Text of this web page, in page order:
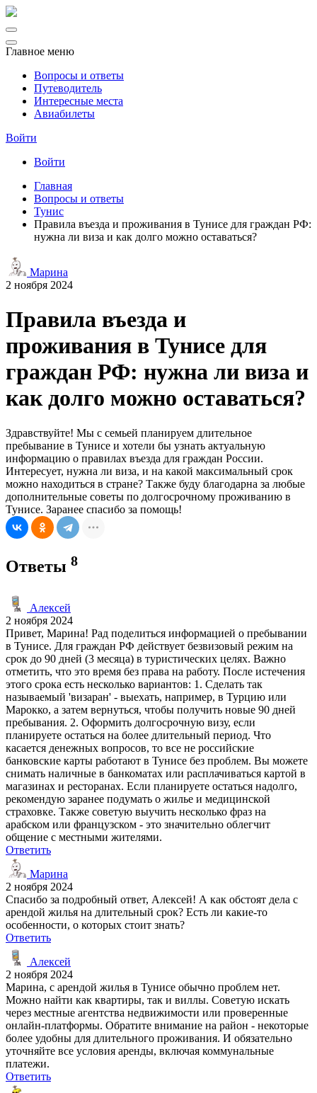
Главное меню
Вопросы и ответы
Путеводитель
Интересные места
Авиабилеты
Войти
Войти
Главная
Вопросы и ответы
Тунис
Правила въезда и проживания в Тунисе для граждан РФ:
нужна ли виза и как долго можно оставаться?
Марина
2 ноября 2024
Правила въезда и
проживания в Тунисе для
граждан РФ: нужна ли виза и
как долго можно оставаться?
Здравствуйте! Мы с семьей планируем длительное
пребывание в Тунисе и хотели бы узнать актуальную
информацию о правилах въезда для граждан России.
Интересует, нужна ли виза, и на какой максимальный срок
можно находиться в стране? Также буду благодарна за любые
дополнительные советы по долгосрочному проживанию в
Тунисе. Заранее спасибо за помощь!
Ответы 8
Алексей
2 ноября 2024
Привет, Марина! Рад поделиться информацией о пребывании
в Тунисе. Для граждан РФ действует безвизовый режим на
срок до 90 дней (3 месяца) в туристических целях. Важно
отметить, что это время без права на работу. После истечения
этого срока есть несколько вариантов: 1. Сделать так
называемый 'визаран' - выехать, например, в Турцию или
Марокко, а затем вернуться, чтобы получить новые 90 дней
пребывания. 2. Оформить долгосрочную визу, если
планируете остаться на более длительный период. Что
касается денежных вопросов, то все не российские
банковские карты работают в Тунисе без проблем. Вы можете
снимать наличные в банкоматах или расплачиваться картой в
магазинах и ресторанах. Если планируете остаться надолго,
рекомендую заранее подумать о жилье и медицинской
страховке. Также советую выучить несколько фраз на
арабском или французском - это значительно облегчит
общение с местными жителями.
Ответить
Марина
2 ноября 2024
Спасибо за подробный ответ, Алексей! А как обстоят дела с
арендой жилья на длительный срок? Есть ли какие-то
особенности, о которых стоит знать?
Ответить
Алексей
2 ноября 2024
Марина, с арендой жилья в Тунисе обычно проблем нет.
Можно найти как квартиры, так и виллы. Советую искать
через местные агентства недвижимости или проверенные
онлайн-платформы. Обратите внимание на район - некоторые
более удобны для длительного проживания. И обязательно
уточняйте все условия аренды, включая коммунальные
платежи.
Ответить